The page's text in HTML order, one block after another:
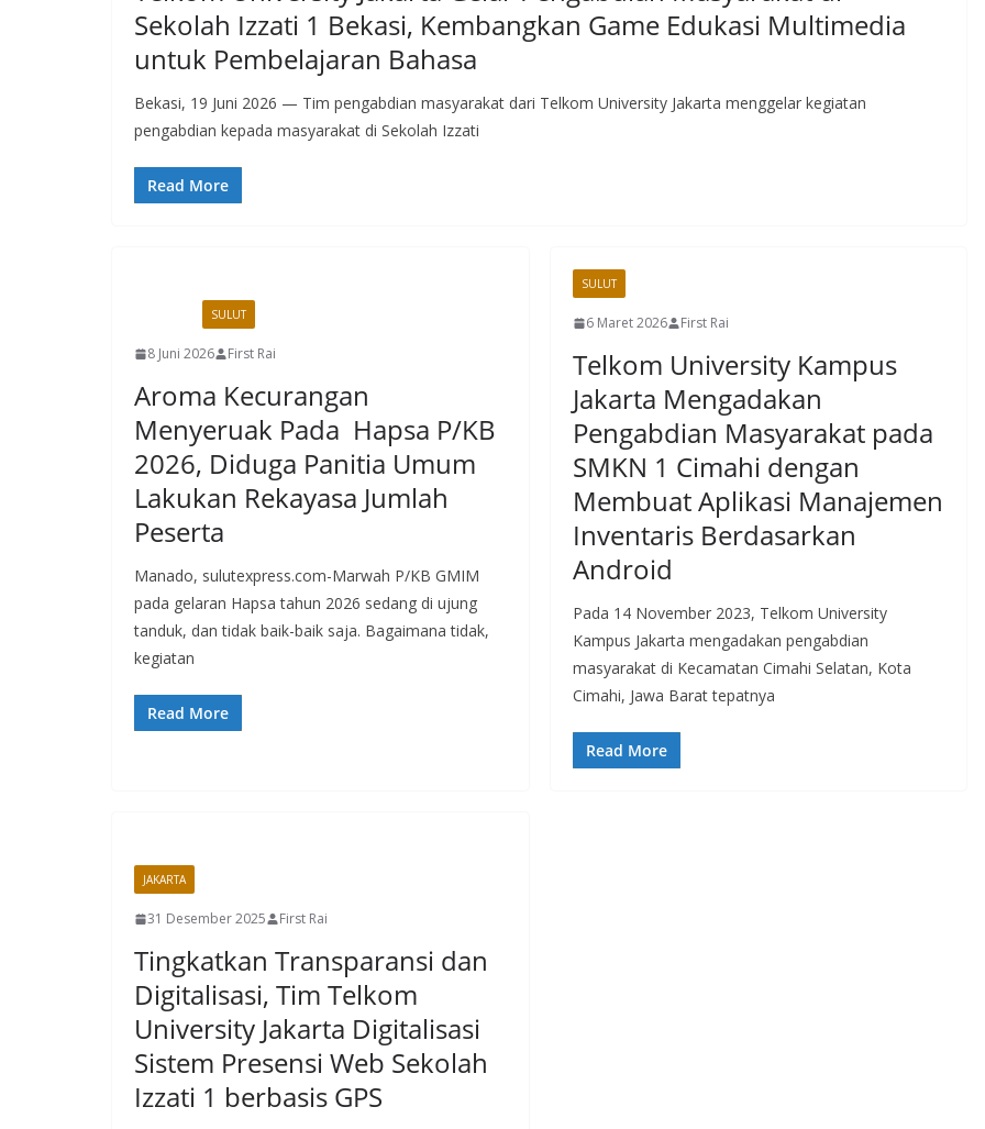
Sekolah Izzati 1 Bekasi, Kembangkan Game Edukasi Multimedia
untuk Pembelajaran Bahasa
Bekasi, 19 Juni 2026 — Tim pengabdian masyarakat dari Telkom University Jakarta menggelar kegiatan
pengabdian kepada masyarakat di Sekolah Izzati
Read More
SULUT
8 Juni 2026 First Rai
Aroma Kecurangan
Menyeruak Pada Hapsa P/KB
2026, Diduga Panitia Umum
Lakukan Rekayasa Jumlah
Peserta
Manado, sulutexpress.com-Marwah P/KB GMIM
pada gelaran Hapsa tahun 2026 sedang di ujung
tanduk, dan tidak baik-baik saja. Bagaimana tidak,
kegiatan
Read More
SULUT
6 Maret 2026 First Rai
Telkom University Kampus
Jakarta Mengadakan
Pengabdian Masyarakat pada
SMKN 1 Cimahi dengan
Membuat Aplikasi Manajemen
Inventaris Berdasarkan
Android
Pada 14 November 2023, Telkom University
Kampus Jakarta mengadakan pengabdian
masyarakat di Kecamatan Cimahi Selatan, Kota
Cimahi, Jawa Barat tepatnya
Read More
JAKARTA
31 Desember 2025 First Rai
Tingkatkan Transparansi dan
Digitalisasi, Tim Telkom
University Jakarta Digitalisasi
Sistem Presensi Web Sekolah
Izzati 1 berbasis GPS